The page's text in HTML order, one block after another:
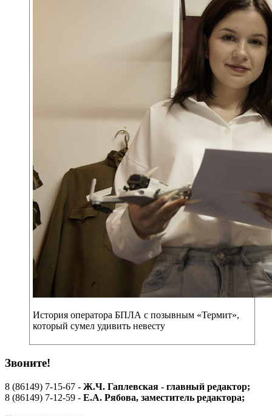
История оператора БПЛА с позывным «Термит»,
который сумел удивить невесту
Звоните!
8 (86149) 7-15-67 - Ж.Ч. Гаплевская - главный редактор;
8 (86149) 7-12-59 - Е.А. Рябова, заместитель редактора;